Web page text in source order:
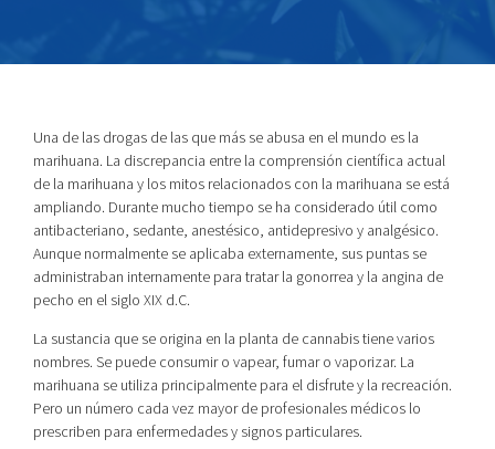
Una de las drogas de las que más se abusa en el mundo es la
marihuana. La discrepancia entre la comprensión científica actual
de la marihuana y los mitos relacionados con la marihuana se está
ampliando. Durante mucho tiempo se ha considerado útil como
antibacteriano, sedante, anestésico, antidepresivo y analgésico.
Aunque normalmente se aplicaba externamente, sus puntas se
administraban internamente para tratar la gonorrea y la angina de
pecho en el siglo XIX d.C.
La sustancia que se origina en la planta de cannabis tiene varios
nombres. Se puede consumir o vapear, fumar o vaporizar. La
marihuana se utiliza principalmente para el disfrute y la recreación.
Pero un número cada vez mayor de profesionales médicos lo
prescriben para enfermedades y signos particulares.